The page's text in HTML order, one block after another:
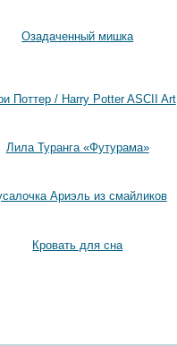
Озадаченный мишка
Поттер / Harry Potter ASCII Art
Лила Туранга «Футурама»
Ариэль из смайликов
Кровать для сна